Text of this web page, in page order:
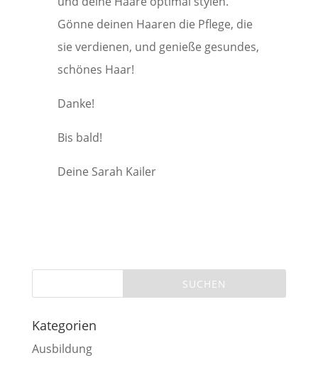
Gönne deinen Haaren die Pflege, die
sie verdienen, und genieße gesundes,
schönes Haar!
Danke!
Bis bald!
Deine Sarah Kailer
Kategorien
Ausbildung